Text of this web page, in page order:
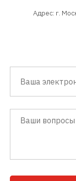
Адрес: г.